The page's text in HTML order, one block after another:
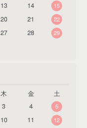
13 14
15
20 21
22
27 28
29
木 金
土
3 4
5
10 11
12